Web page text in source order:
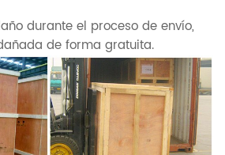
durante el proceso de envío,
de forma gratuita.